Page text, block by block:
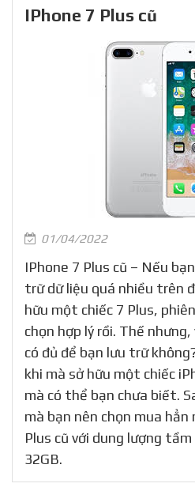
IPhone 7 Plus cũ
01/04/2022
IPhone 7 Plus cũ – Nếu
trữ dữ liệu quá nhiều trên
hữu một chiếc 7 Plus,
chọn hợp lý rồi. Thế
có đủ để bạn lưu trữ
khi mà sở hữu một chiếc
mà có thể bạn chưa biết.
mà bạn nên chọn mua hẳn
Plus cũ với dung lượng
32GB.